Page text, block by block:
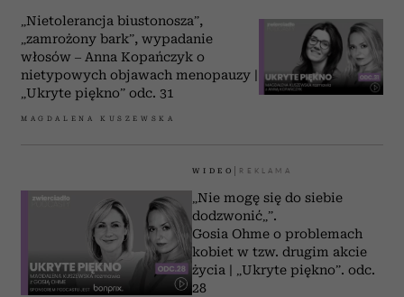
„Nietolerancja biustonosza”,
„zamrożony bark”, wypadanie
włosów – Anna Kopańczyk o
nietypowych objawach menopauzy |
„Ukryte piękno” odc. 31
MAGDALENA KUSZEWSKA
WIDEO
„Nie mogę się do siebie
dodzwonić„”.
Gosia Ohme o problemach
kobiet w tzw. drugim akcie
życia | „Ukryte piękno”. odc.
28